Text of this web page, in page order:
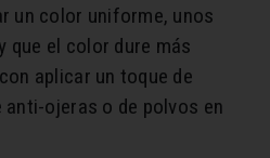
un color uniforme, unos
que el color dure más
aplicar un toque de
anti-ojeras o de polvos en